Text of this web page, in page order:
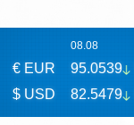
08.08
€ EUR 95.0539
$ USD
82.5479